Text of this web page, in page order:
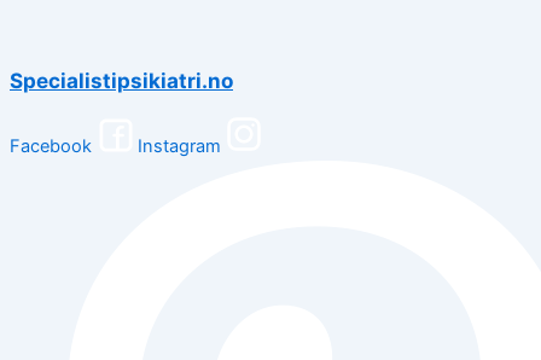
Specialistipsikiatri.no
Facebook Instagram